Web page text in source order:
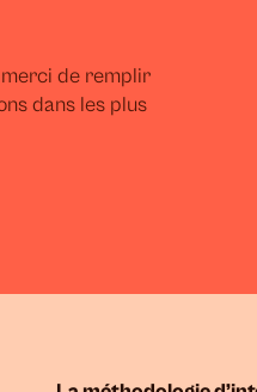
de remplir
dans les plus